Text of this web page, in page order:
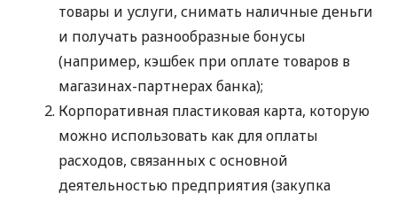
товары и услуги, снимать наличные деньги
и получать разнообразные бонусы
(например, кэшбек при оплате товаров в
магазинах-партнерах банка);
Корпоративная пластиковая карта, которую
можно использовать как для оплаты
расходов, связанных с основной
деятельностью предприятия (закупка